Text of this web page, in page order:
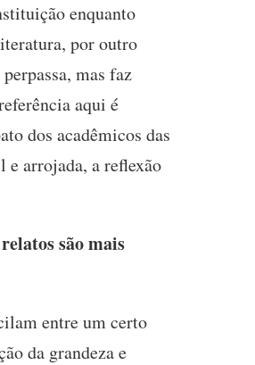
enquanto
por outro
mas faz
aqui é
dos acadêmicos das
e arrojada, a reflexão
são mais
entre um certo
da grandeza e